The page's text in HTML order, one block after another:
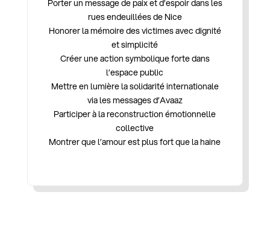
Porter un message de paix et d’espoir dans les
rues endeuillées de Nice
Honorer la mémoire des victimes avec dignité
et simplicité
Créer une action symbolique forte dans
l’espace public
Mettre en lumière la solidarité internationale
via les messages d’Avaaz
Participer à la reconstruction émotionnelle
collective
Montrer que l’amour est plus fort que la haine